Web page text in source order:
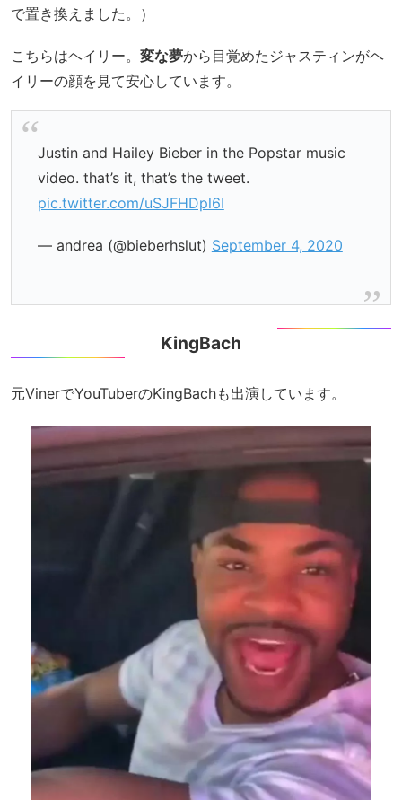
で置き換えました。）
こちらはヘイリー。 変な夢から目覚めたジャスティンがヘ
イリーの顔を見て安心しています。
Justin and Hailey Bieber in the Popstar music
video. that’s it, that’s the tweet.
pic.twitter.com/uSJFHDpl6I
— andrea (@bieberhslut) September 4, 2020
KingBach
元VinerでYouTuberのKingBachも出演しています。